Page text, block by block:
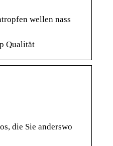
wellen nass
Qualität
die Sie anderswo